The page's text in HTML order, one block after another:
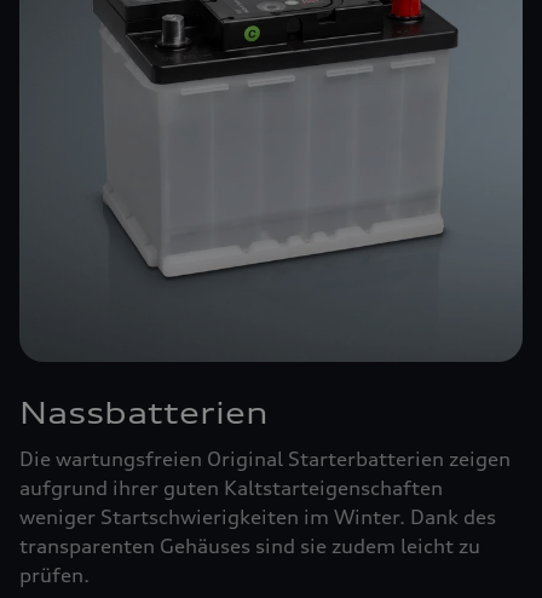
Nassbatterien
Die wartungsfreien Original Starterbatterien zeigen
aufgrund ihrer guten Kaltstarteigenschaften
weniger Startschwierigkeiten im Winter. Dank des
transparenten Gehäuses sind sie zudem leicht zu
prüfen.